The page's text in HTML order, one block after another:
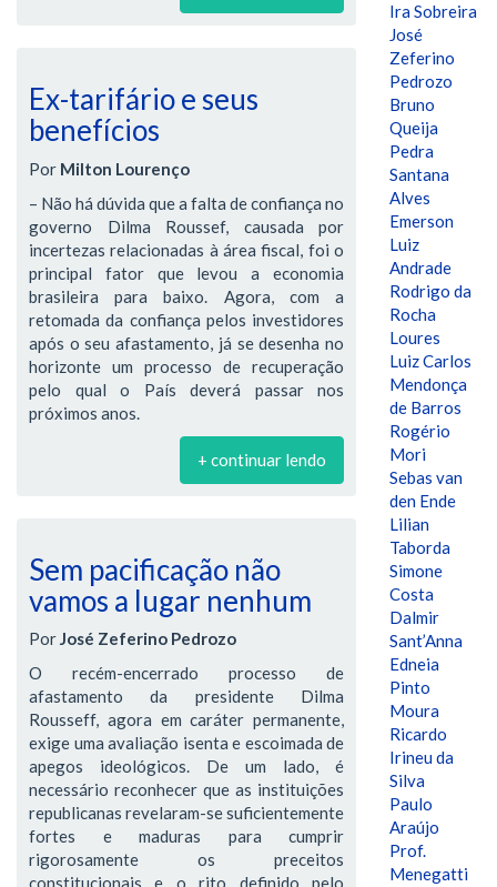
Ex-tarifário e seus
benefícios
Por Milton Lourenço
– Não há dúvida que a falta de confiança no
governo Dilma Roussef, causada por
incertezas relacionadas à área fiscal, foi o
principal fator que levou a economia
brasileira para baixo. Agora, com a
retomada da confiança pelos investidores
após o seu afastamento, já se desenha no
horizonte um processo de recuperação
pelo qual o País deverá passar nos
próximos anos.
+ continuar lendo
Sem pacificação não
vamos a lugar nenhum
PorJosé Zeferino Pedrozo
O recém-encerrado processo de
afastamento da presidente Dilma
Rousseff, agora em caráter permanente,
exige uma avaliação isenta e escoimada de
apegos ideológicos. De um lado, é
necessário reconhecer que as instituições
republicanas revelaram-se suficientemente
fortes e maduras para cumprir
rigorosamente os preceitos
constitucionais e o rito definido pelo
Ira Sobreira
José
Zeferino
Pedrozo
Bruno
Queija
Pedra
Santana
Alves
Emerson
Luiz
Andrade
Rodrigo da
Rocha
Loures
Luiz Carlos
Mendonça
de Barros
Rogério
Mori
Sebas van
den Ende
Lilian
Taborda
Simone
Costa
Dalmir
Sant’Anna
Edneia
Pinto
Moura
Ricardo
Irineu da
Silva
Paulo
Araújo
Prof.
Menegatti